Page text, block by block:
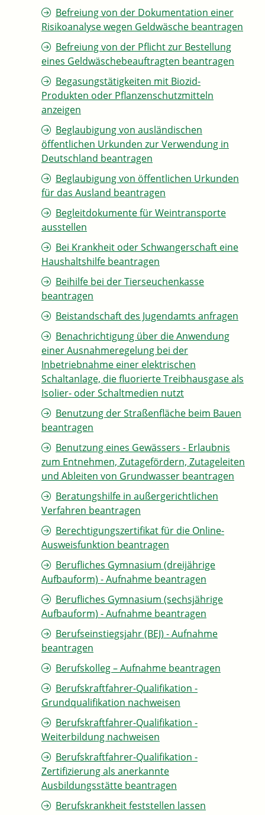
Befreiung von der Dokumentation einer
Risikoanalyse wegen Geldwäsche beantragen
Befreiung von der Pflicht zur Bestellung
eines Geldwäschebeauftragten beantragen
Begasungstätigkeiten mit Biozid-
Produkten oder Pflanzenschutzmitteln
anzeigen
Beglaubigung von ausländischen
öffentlichen Urkunden zur Verwendung in
Deutschland beantragen
Beglaubigung von öffentlichen Urkunden
für das Ausland beantragen
Begleitdokumente für Weintransporte
ausstellen
Bei Krankheit oder Schwangerschaft eine
Haushaltshilfe beantragen
Beihilfe bei der Tierseuchenkasse
beantragen
Beistandschaft des Jugendamts anfragen
Benachrichtigung über die Anwendung
einer Ausnahmeregelung bei der
Inbetriebnahme einer elektrischen
Schaltanlage, die fluorierte Treibhausgase als
Isolier- oder Schaltmedien nutzt
Benutzung der Straßenfläche beim Bauen
beantragen
Benutzung eines Gewässers - Erlaubnis
zum Entnehmen, Zutagefördern, Zutageleiten
und Ableiten von Grundwasser beantragen
Beratungshilfe in außergerichtlichen
Verfahren beantragen
Berechtigungszertifikat für die Online-
Ausweisfunktion beantragen
Berufliches Gymnasium (dreijährige
Aufbauform) - Aufnahme beantragen
Berufliches Gymnasium (sechsjährige
Aufbauform) - Aufnahme beantragen
Berufseinstiegsjahr (BEJ) - Aufnahme
beantragen
Berufskolleg – Aufnahme beantragen
Berufskraftfahrer-Qualifikation -
Grundqualifikation nachweisen
Berufskraftfahrer-Qualifikation -
Weiterbildung nachweisen
Berufskraftfahrer-Qualifikation -
Zertifizierung als anerkannte
Ausbildungsstätte beantragen
Berufskrankheit feststellen lassen